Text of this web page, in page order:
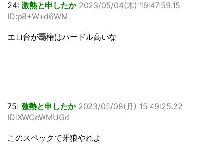
24: 激熱と申したか 2023/05/04(木) 19:47:59.15
ID:p8+W+d6WM
エロ台が覇権はハードル高いな
75: 激熱と申したか 2023/05/08(月) 15:49:25.22
ID:XWCeWMUGd
このスペックで牙狼やれよ